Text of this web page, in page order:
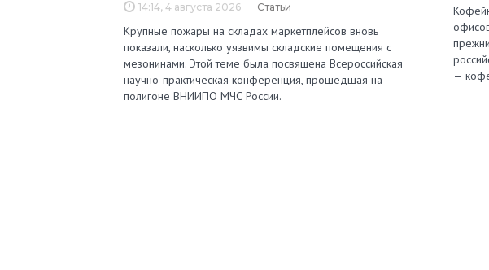
14:14, 4 августа 2026 Статьи
Крупные пожары на складах маркетплейсов вновь
показали, насколько уязвимы складские помещения с
мезонинами. Этой теме была посвящена Всероссийская
научно-практическая конференция, прошедшая на
полигоне ВНИИПО МЧС России.
—